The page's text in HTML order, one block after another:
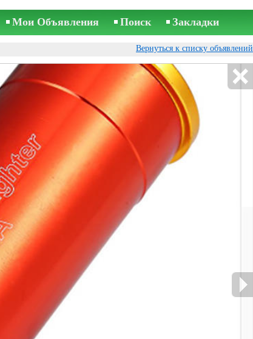
Мои Объявления Поиск Закладки
Вернуться к списку объявлений